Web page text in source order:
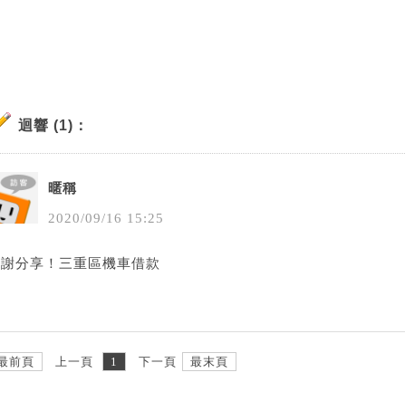
迴響 (1)：
暱稱
2020/09/16 15:25
分享！ 三重區機車借款
前頁 上一頁 1 下一頁 最末頁